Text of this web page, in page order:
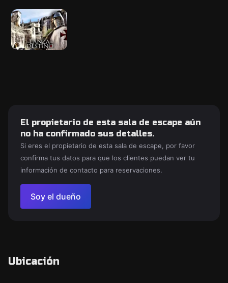
El propietario de esta sala de escape aún
no ha confirmado sus detalles.
Si eres el propietario de esta sala de escape, por favor
confirma tus datos para que los clientes puedan ver tu
información de contacto para reservaciones.
Soy el dueño
Ubicación